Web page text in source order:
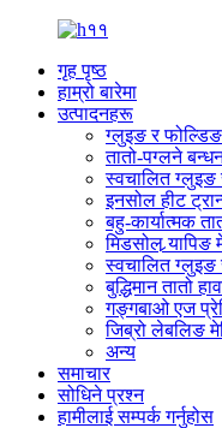
गृह पृष्ठ
हाम्रो बारेमा
उत्पादनहरू
ग्लुइङ र
तातो-पग्लने
स्वचालित ग्लुइङ
इनसोल हीट
बहु-कार्यात्मक
मिडसोल र्‍यापिङ
स्वचालित ग्लुइङ
बुद्धिमान तातो
गङ्गबाओ एज
जिब्रो लेबलिङ
अन्य
समाचार
सोधिने प्रश्न
हामीलाई सम्पर्क गर्नुहोस